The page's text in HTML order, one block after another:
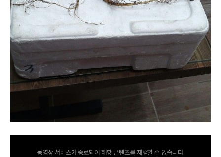
동영상 서비스가 종료되어 해당 콘텐츠를 재생할 수 없습니다.